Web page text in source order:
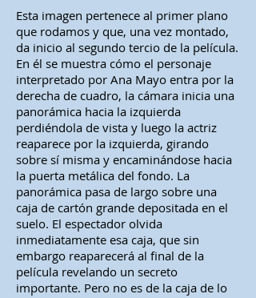
Esta imagen pertenece al primer plano
que rodamos y que, una vez montado,
da inicio al segundo tercio de la película.
En él se muestra cómo el personaje
interpretado por Ana Mayo entra por la
derecha de cuadro, la cámara inicia una
panorámica hacia la izquierda
perdiéndola de vista y luego la actriz
reaparece por la izquierda, girando
sobre sí misma y encaminándose hacia
la puerta metálica del fondo. La
panorámica pasa de largo sobre una
caja de cartón grande depositada en el
suelo. El espectador olvida
inmediatamente esa caja, que sin
embargo reaparecerá al final de la
película revelando un secreto
importante. Pero no es de la caja de lo